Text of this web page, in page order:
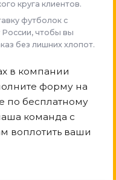
круга клиентов.
футболок с
чтобы вы
без лишних хлопот.
в компании
форму на
по бесплатному
команда с
воплотить ваши